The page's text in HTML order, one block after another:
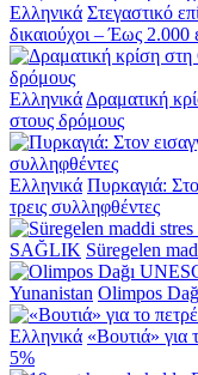
Ελληνικά Στεγαστικό
δικαιούχοι – Έως
Ελληνικά Δραματική
στους δρόμους
Ελληνικά Πυρκαγιά:
τρεις συλληφθέντες
SAĞLIK Süregelen
Yunanistan Olimpos
Ελληνικά «Βουτιά»
5%